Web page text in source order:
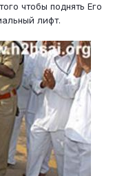
чтобы поднять Его
лифт.